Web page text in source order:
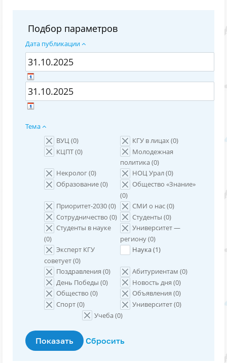
Подбор параметров
Дата публикации
Тема
ВУЦ (0) КГУ в лицах (0)
КЦПТ (0)
Молодежная
политика (0)
Некролог (0) НОЦ Урал (0)
Образование (0)
Общество «Знание»
(0)
Приоритет-2030 (0) СМИ о нас (0)
Сотрудничество (0) Студенты (0)
Студенты в науке
(0)
Университет —
региону (0)
Эксперт КГУ
советует (0)
Наука (1)
Поздравления (0) Абитуриентам (0)
День Победы (0) Новость дня (0)
Общество (0) Объявления (0)
Спорт (0) Университет (0)
Учеба (0)